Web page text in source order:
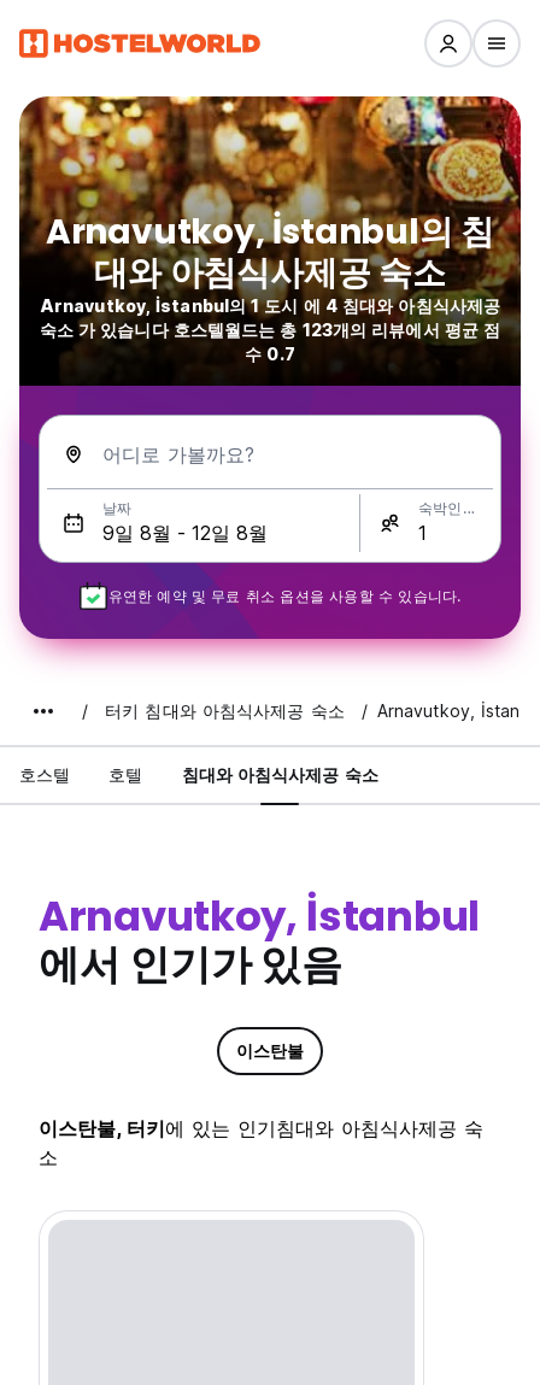
Arnavutkoy, İstanbul의 침
대와 아침식사제공 숙소
Arnavutkoy, İstanbul의 1 도시 에 4 침대와 아침식사제공
숙소 가 있습니다 호스텔월드는 총 123개의 리뷰에서 평균 점
수 0.7
어디로 가볼까요?
날짜 숙박인원
유연한 예약 및 무료 취소 옵션을 사용할 수 있습니다.
터키 침대와 아침식사제공 숙소 Arnavutkoy,
호스텔 호텔 침대와 아침식사제공 숙소
Arnavutkoy, İstanbul
에서 인기가 있음
이스탄불
이스탄불, 터키에 있는 인기침대와 아침식사제공 숙
소